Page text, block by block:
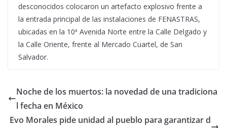
desconocidos colocaron un artefacto explosivo frente a
la entrada principal de las instalaciones de FENASTRAS,
ubicadas en la 10ª Avenida Norte entre la Calle Delgado y
la Calle Oriente, frente al Mercado Cuartel, de San
Salvador.
Noche de los muertos: la novedad de una tradiciona
l fecha en México
Evo Morales pide unidad al pueblo para garantizar d